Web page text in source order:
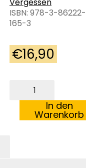
ISBN: 978-3-86222-
165-3
€16,90
eine
gerade
Linie,
In den
Warenkorb